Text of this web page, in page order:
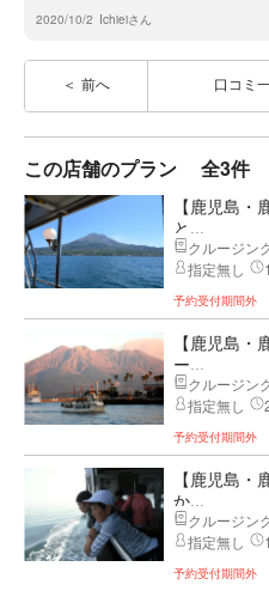
2020/10/2 Ichieiさん
前へ 口コミ
この店舗のプラン 全3件
【鹿児島
と...
クルージン
指定無し
予約受付期間外
【鹿児島・
ー...
クルージン
指定無し
予約受付期間外
【鹿児島
か...
クルージン
指定無し
予約受付期間外